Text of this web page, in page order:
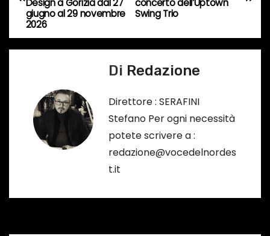
…
v
i
n
e
concerto dell’Uptown
Swing Trio
Design a Gorizia dal 27
giugno al 29 novembre
2026
Di Redazione
Direttore : SERAFINI
Stefano Per ogni necessità
potete scrivere a :
redazione@vocedelnordes
t.it